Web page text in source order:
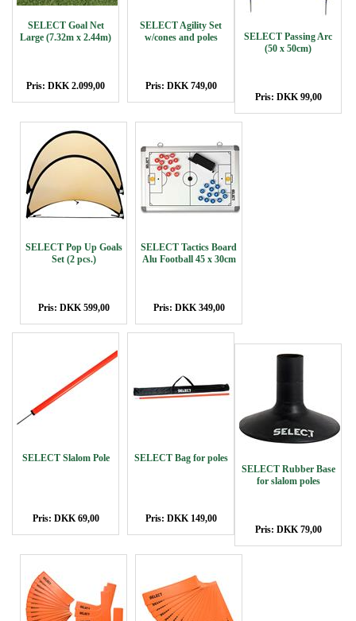
SELECT Goal Net
Large (7.32m x 2.44m)
Pris: DKK 2.099,00
SELECT Agility Set
w/cones and poles
Pris: DKK 749,00
SELECT Passing Arc
(50 x 50cm)
Pris: DKK 99,00
SELECT Pop Up Goals
Set (2 pcs.)
Pris: DKK 599,00
SELECT Tactics Board
Alu Football 45 x 30cm
Pris: DKK 349,00
SELECT Slalom Pole
Pris: DKK 69,00
SELECT Bag for poles
Pris: DKK 149,00
SELECT Rubber Base
for slalom poles
Pris: DKK 79,00